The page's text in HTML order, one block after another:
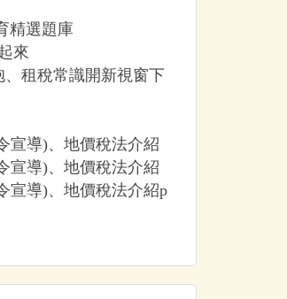
精選題庫
來
租稅常識開新視窗下
宣導)、地價稅法介紹
宣導)、地價稅法介紹
宣導)、地價稅法介紹p